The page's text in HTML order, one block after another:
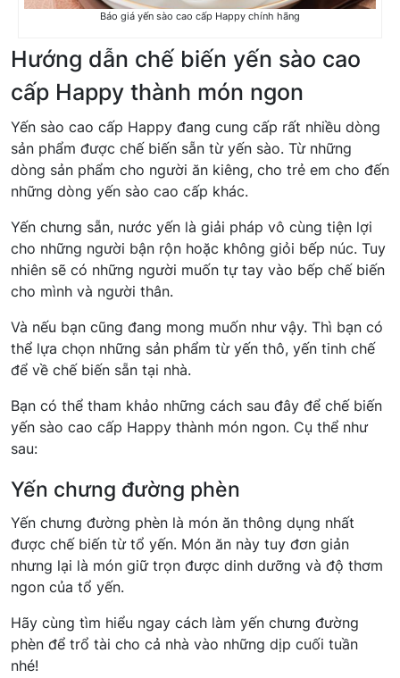
Báo giá yến sào cao cấp Happy chính hãng
Hướng dẫn chế biến yến sào cao
cấp Happy thành món ngon
Yến sào cao cấp Happy đang cung cấp rất nhiều dòng
sản phẩm được chế biến sẵn từ yến sào. Từ những
dòng sản phẩm cho người ăn kiêng, cho trẻ em cho đến
những dòng yến sào cao cấp khác.
Yến chưng sẵn, nước yến là giải pháp vô cùng tiện lợi
cho những người bận rộn hoặc không giỏi bếp núc. Tuy
nhiên sẽ có những người muốn tự tay vào bếp chế biến
cho mình và người thân.
Và nếu bạn cũng đang mong muốn như vậy. Thì bạn có
thể lựa chọn những sản phẩm từ yến thô, yến tinh chế
để về chế biến sẵn tại nhà.
Bạn có thể tham khảo những cách sau đây để chế biến
yến sào cao cấp Happy thành món ngon. Cụ thể như
sau:
Yến chưng đường phèn
Yến chưng đường phèn là món ăn thông dụng nhất
được chế biến từ tổ yến. Món ăn này tuy đơn giản
nhưng lại là món giữ trọn được dinh dưỡng và độ thơm
ngon của tổ yến.
Hãy cùng tìm hiểu ngay cách làm yến chưng đường
phèn để trổ tài cho cả nhà vào những dịp cuối tuần
nhé!